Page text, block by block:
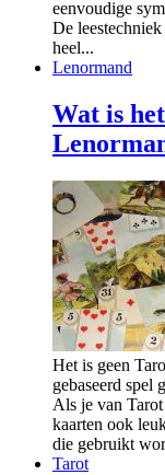
eenvoudige
De
heel...
Lenormand
Wat is
Het is geen
gebaseerd spel
Als je van
kaarten ook
die gebruikt
Tarot